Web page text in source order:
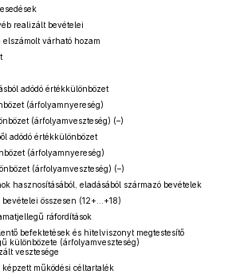
realizált bevételei
várható hozam
adódó értékkülönbözet
(árfolyamnyereség)
(árfolyamveszteség) (–)
adódó értékkülönbözet
(árfolyamnyereség)
(árfolyamveszteség) (–)
hasznosításából, eladásából származó bevételek
összesen (12+...+18)
ráfordítások
befektetések és hitelviszonyt megtestesítő
különbözete (árfolyamveszteség)
vesztesége
működési céltartalék